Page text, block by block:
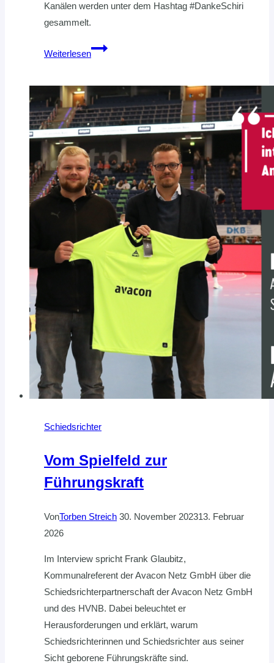
Kanälen werden unter dem Hashtag #DankeSchiri
gesammelt.
Weiterlesen
#DankeSchiri
Schiedsrichter
Vom Spielfeld zur
Führungskraft
VonTorben Streich 30. November 202313. Februar
2026
Im Interview spricht Frank Glaubitz,
Kommunalreferent der Avacon Netz GmbH über die
Schiedsrichterpartnerschaft der Avacon Netz GmbH
und des HVNB. Dabei beleuchtet er
Herausforderungen und erklärt, warum
Schiedsrichterinnen und Schiedsrichter aus seiner
Sicht geborene Führungskräfte sind.